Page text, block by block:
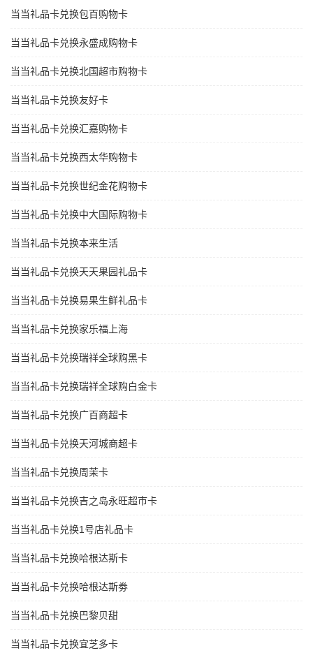
当当礼品卡兑换包百购物卡
当当礼品卡兑换永盛成购物卡
当当礼品卡兑换北国超市购物卡
当当礼品卡兑换友好卡
当当礼品卡兑换汇嘉购物卡
当当礼品卡兑换西太华购物卡
当当礼品卡兑换世纪金花购物卡
当当礼品卡兑换中大国际购物卡
当当礼品卡兑换本来生活
当当礼品卡兑换天天果园礼品卡
当当礼品卡兑换易果生鲜礼品卡
当当礼品卡兑换家乐福上海
当当礼品卡兑换瑞祥全球购黑卡
当当礼品卡兑换瑞祥全球购白金卡
当当礼品卡兑换广百商超卡
当当礼品卡兑换天河城商超卡
当当礼品卡兑换周茉卡
当当礼品卡兑换吉之岛永旺超市卡
当当礼品卡兑换1号店礼品卡
当当礼品卡兑换哈根达斯卡
当当礼品卡兑换哈根达斯劵
当当礼品卡兑换巴黎贝甜
当当礼品卡兑换宜芝多卡